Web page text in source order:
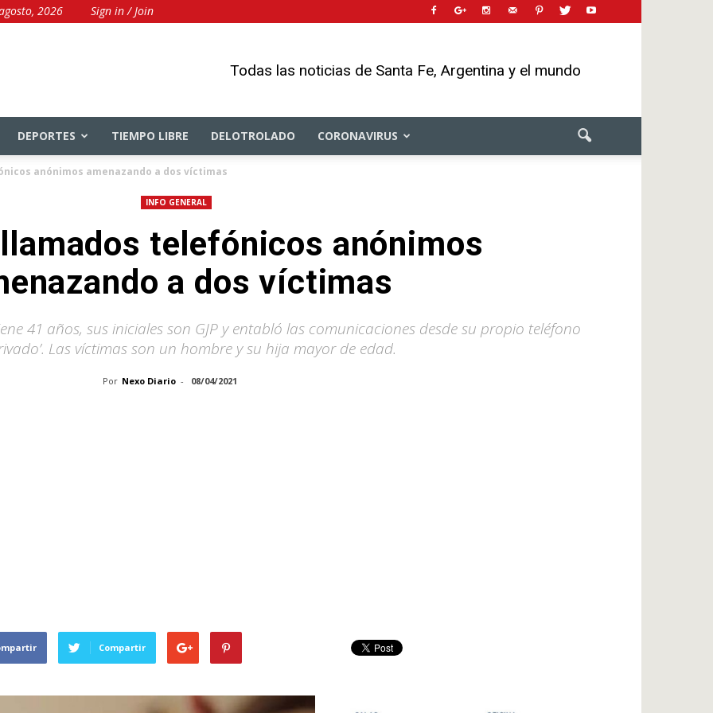
2026 Sign in / Join
Todas las noticias de Santa Fe, Argentina y el mundo
DEPORTES TIEMPO LIBRE DELOTROLADO CORONAVIRUS
anónimos amenazando a dos víctimas
INFO GENERAL
telefónicos anónimos
a dos víctimas
41 años, sus iniciales son GJP y entabló las comunicaciones desde su propio teléfono
Las víctimas son un hombre y su hija mayor de edad.
Por Nexo Diario - 08/04/2021
Compartir